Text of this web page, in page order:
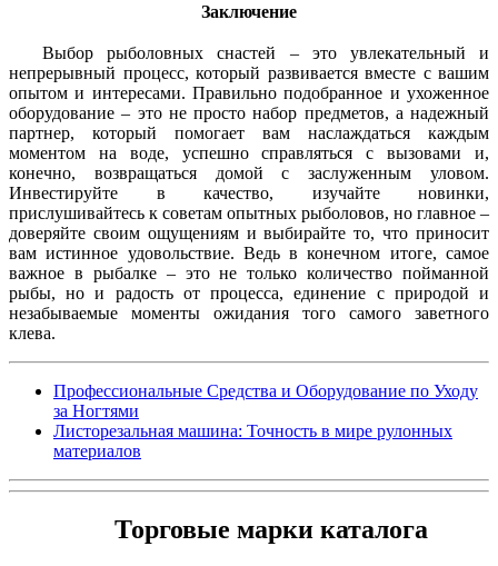
Заключение
Выбор рыболовных снастей – это увлекательный и
непрерывный процесс, который развивается вместе с вашим
опытом и интересами. Правильно подобранное и ухоженное
оборудование – это не просто набор предметов, а надежный
партнер, который помогает вам наслаждаться каждым
моментом на воде, успешно справляться с вызовами и,
конечно, возвращаться домой с заслуженным уловом.
Инвестируйте в качество, изучайте новинки,
прислушивайтесь к советам опытных рыболовов, но главное –
доверяйте своим ощущениям и выбирайте то, что приносит
вам истинное удовольствие. Ведь в конечном итоге, самое
важное в рыбалке – это не только количество пойманной
рыбы, но и радость от процесса, единение с природой и
незабываемые моменты ожидания того самого заветного
клева.
Профессиональные Средства и Оборудование по Уходу
за Ногтями
Листорезальная машина: Точность в мире рулонных
материалов
Торговые марки каталога